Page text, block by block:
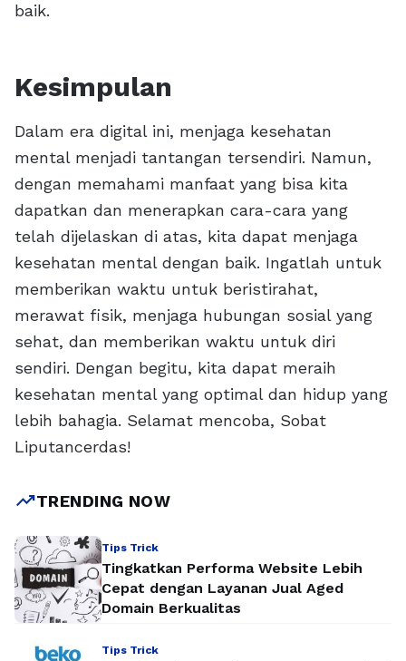
baik.
Kesimpulan
Dalam era digital ini, menjaga kesehatan
mental menjadi tantangan tersendiri. Namun,
dengan memahami manfaat yang bisa kita
dapatkan dan menerapkan cara-cara yang
telah dijelaskan di atas, kita dapat menjaga
kesehatan mental dengan baik. Ingatlah untuk
memberikan waktu untuk beristirahat,
merawat fisik, menjaga hubungan sosial yang
sehat, dan memberikan waktu untuk diri
sendiri. Dengan begitu, kita dapat meraih
kesehatan mental yang optimal dan hidup yang
lebih bahagia. Selamat mencoba, Sobat
Liputancerdas!
trending_upTRENDING NOW
Tips Trick
Tingkatkan Performa Website Lebih
Cepat dengan Layanan Jual Aged
Domain Berkualitas
Tips Trick